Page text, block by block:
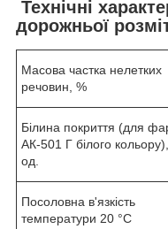
Технічні
дорожньої
Масова частка нелетких
речовин, %
Білина покриття (для
АК-501 Г білого кольору),
од.
Посоловна в'язкість
температури 20 °C